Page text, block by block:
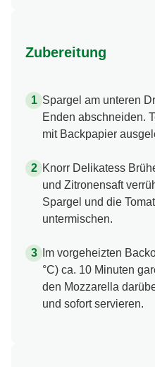
Zubereitung
Spargel am unteren
Enden abschneiden.
mit Backpapier
Knorr Delikatess
und Zitronensaft
Spargel und die
untermischen.
Im vorgeheizten
°C) ca. 10 Minuten
den Mozzarella
und sofort servieren.